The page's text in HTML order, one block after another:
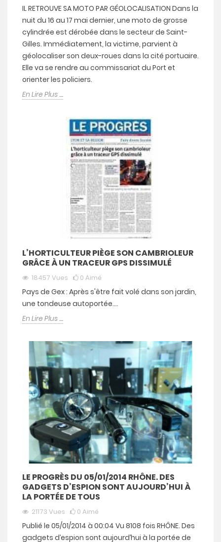
IL RETROUVE SA MOTO PAR GÉOLOCALISATION Dans la
nuit du 16 au 17 mai dernier, une moto de grosse
cylindrée est dérobée dans le secteur de Saint-
Gilles. Immédiatement, la victime, parvient à
géolocaliser son deux-roues dans la cité portuaire.
Elle va se rendre au commissariat du Port et
orienter les policiers.
En Lire Plus ....
L’HORTICULTEUR PIÈGE SON CAMBRIOLEUR
GRÂCE À UN TRACEUR GPS DISSIMULÉ
18457 Vues 0 Aimé
Pays de Gex : Après s'être fait volé dans son jardin,
une tondeuse autoportée....
En Lire Plus ....
LE PROGRÈS DU 05/01/2014 RHÔNE. DES
GADGETS D’ESPION SONT AUJOURD’HUI À
LA PORTÉE DE TOUS
21173 Vues 0 Aimé
Publié le 05/01/2014 à 00:04 Vu 8108 fois RHÔNE. Des
gadgets d’espion sont aujourd’hui à la portée de